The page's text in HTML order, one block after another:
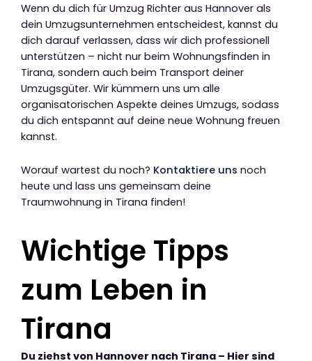
Wenn du dich für Umzug Richter aus Hannover als
dein Umzugsunternehmen entscheidest, kannst du
dich darauf verlassen, dass wir dich professionell
unterstützen – nicht nur beim Wohnungsfinden in
Tirana, sondern auch beim Transport deiner
Umzugsgüter. Wir kümmern uns um alle
organisatorischen Aspekte deines Umzugs, sodass
du dich entspannt auf deine neue Wohnung freuen
kannst.
Worauf wartest du noch? Kontaktiere uns noch
heute und lass uns gemeinsam deine
Traumwohnung in Tirana finden!
Wichtige Tipps
zum Leben in
Tirana
Du ziehst von Hannover nach Tirana – Hier sind